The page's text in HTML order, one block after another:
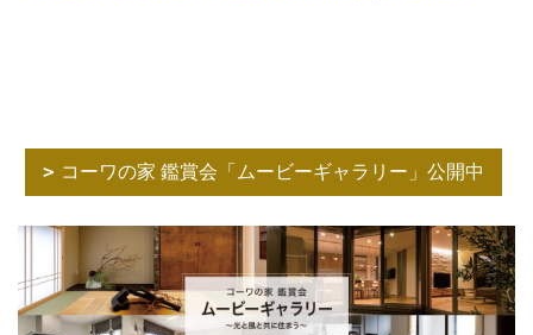
コーワの家 鑑賞会「ムービーギャラリー」公開中